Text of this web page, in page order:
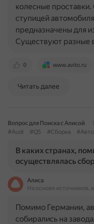
0 www.avito.ru
колесные
ступицей
предназначены для
Существуют разные
Читать далее
Вопрос для Поиска с Алисой
#Audi
#Q5 #Сборка
В каких странах,
осуществлялась
Алиса
На основе
Помимо Германии,
собирались на